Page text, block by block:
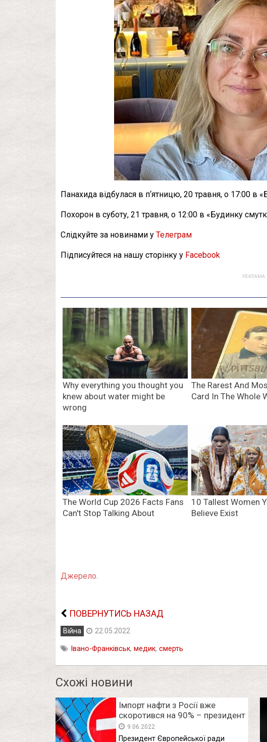
Панахида відбулася в п‘ятницю, 20 травня, о 17:00 в
Похорон в суботу, 21 травня, о 12:00 в «Будинку
Слідкуйте за новинами у Телеграм
Підписуйтеся на нашу сторінку у Facebook
РЕКЛАМА:
Джерело.
ПОВЕРНУТИСЬ НАЗАД
Війна 22.05.2022
Івано-Франківськ, медик, смерть
Схожі новини
Імпорт нафти з Росії вже
скоротився на 90% – президент
Єврокомісії Урсула фон дер
Ляйєн
9.06.2022
Президент Європейської ради